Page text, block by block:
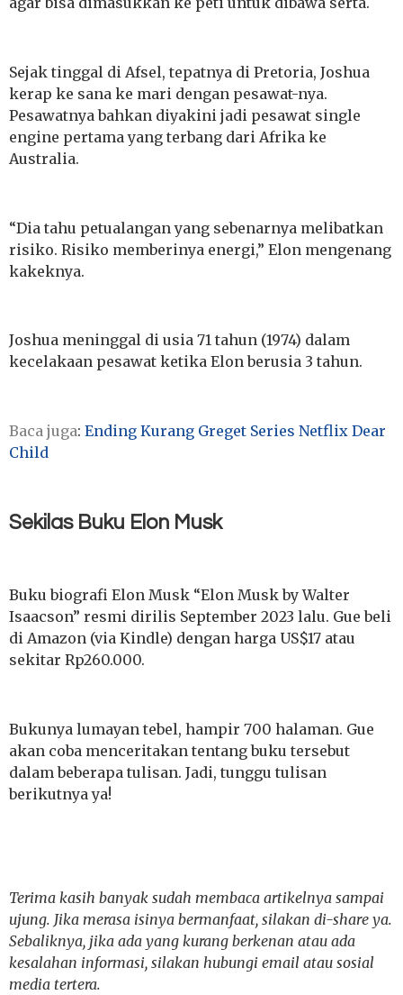
Sejak tinggal di Afsel, tepatnya di Pretoria, Joshua
kerap ke sana ke mari dengan pesawat-nya.
Pesawatnya bahkan diyakini jadi pesawat single
engine pertama yang terbang dari Afrika ke
Australia.
“Dia tahu petualangan yang sebenarnya melibatkan
risiko. Risiko memberinya energi,” Elon mengenang
kakeknya.
Joshua meninggal di usia 71 tahun (1974) dalam
kecelakaan pesawat ketika Elon berusia 3 tahun.
Baca juga: Ending Kurang Greget Series Netflix Dear
Child
Sekilas Buku Elon Musk
Buku biografi Elon Musk “Elon Musk by Walter
Isaacson” resmi dirilis September 2023 lalu. Gue beli
di Amazon (via Kindle) dengan harga US$17 atau
sekitar Rp260.000.
Bukunya lumayan tebel, hampir 700 halaman. Gue
akan coba menceritakan tentang buku tersebut
dalam beberapa tulisan. Jadi, tunggu tulisan
berikutnya ya!
Terima kasih banyak sudah membaca artikelnya sampai
ujung. Jika merasa isinya bermanfaat, silakan di-share ya.
Sebaliknya, jika ada yang kurang berkenan atau ada
kesalahan informasi, silakan hubungi email atau sosial
media tertera.